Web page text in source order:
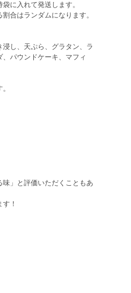
に入れて発送します。
合はランダムになります。
し、天ぷら、グラタン、ラ
パウンドケーキ、マフィ
」と評価いただくこともあ
！